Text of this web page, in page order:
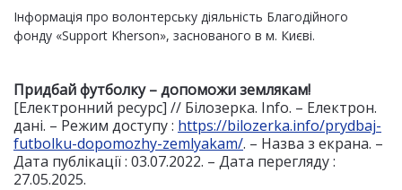
Інформація про волонтерську діяльність Благодійного
фонду «Support Kherson», заснованого в м. Києві.
Придбай футболку – допоможи землякам!
[Електронний ресурс] // Білозерка. Info. – Електрон.
дані. – Режим доступу : https://bilozerka.info/prydbaj-
futbolku-dopomozhy-zemlyakam/. – Назва з екрана. –
Дата публікації : 03.07.2022. – Дата перегляду :
27.05.2025.